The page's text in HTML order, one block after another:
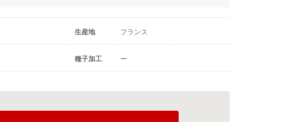
生産地 フランス
種子加工 ー